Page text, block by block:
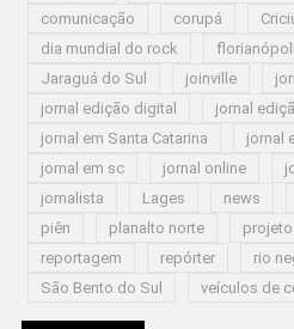
comunicação
corupá
dia mundial do rock
Jaraguá do Sul
joinville
jornal edição digital
jornal
jornal em Santa Catarina
jornal
jornal em sc
jornal online
jornalista
Lages news
piên
planalto norte projeto
reportagem
repórter rio
São Bento do Sul
veículos de